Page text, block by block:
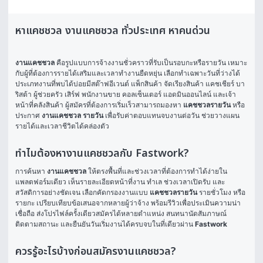
หาแคชชวล งานแคชชวล ทั่วประเทศ หาคนด่วน
งานแคชชวล คือรูปแบบการจ้างงานชั่วคราวที่รับเป็นรอบกะหรือรายวัน เหมาะ
กับผู้ที่ต้องการรายได้เสริมและเวลาทำงานยืดหยุ่น เลือกทำเฉพาะวันที่ว่างได้
ประเภทงานที่พบได้บ่อยมีสต๊าฟอีเวนต์ แพ็กสินค้า จัดเรียงสินค้า แคชเชียร์ บา
ริสต้า ผู้ช่วยครัว เสิร์ฟ พนักงานขาย คอลเซ็นเตอร์ แอดมินออนไลน์ และเจ้า
หน้าที่คลังสินค้า ผู้สมัครที่ต้องการเริ่มเร็วสามารถมองหา แคชชวลรายวัน หรือ
ประกาศ งานแคชชวล รายวัน เพื่อรับค่าตอบแทนจบงานต่อวัน ช่วยวางแผน
รายได้และเวลาชีวิตได้คล่องตัว
ทำไมต้องหางานแคชชวลกับ Fastwork?
การค้นหา งานแคชชวล ให้ตรงพื้นที่และช่วงเวลาที่ต้องการทำได้ง่ายใน
แพลตฟอร์มเดียว เห็นรายละเอียดหน้าที่งาน ทำเล ช่วงเวลาเปิดรับ และ
สวัสดิการอย่างชัดเจน เลือกคัดกรองงานแบบ แคชชวลรายวัน รายชั่วโมง หรือ
รายกะ เปรียบเทียบข้อเสนอจากหลายผู้ว่าจ้าง พร้อมรีวิวเพื่อประเมินความน่า
เชื่อถือ ส่งโปรไฟล์ครั้งเดียวสมัครได้หลายตำแหน่ง สนทนานัดสัมภาษณ์
ติดตามสถานะ และยืนยันวันเริ่มงานได้ครบจบในที่เดียวผ่าน Fastwork
ควรรู้อะไรบ้างก่อนสมัครงานแคชชวล?